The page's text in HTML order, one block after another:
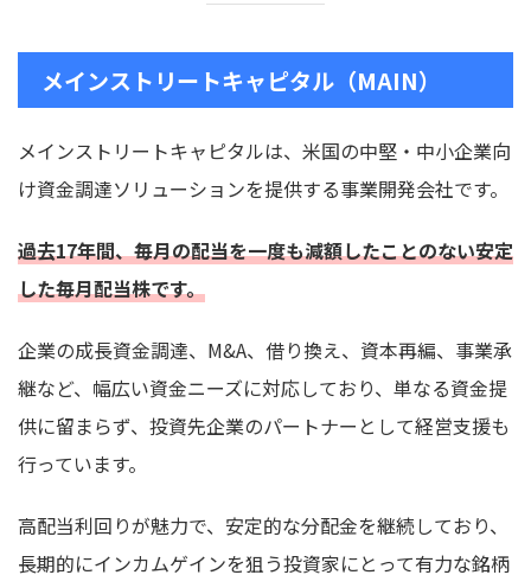
メインストリートキャピタル（MAIN）
メインストリートキャピタルは、米国の中堅・中小企業向
け資金調達ソリューションを提供する事業開発会社です。
過去17年間、毎月の配当を一度も減額したことのない安定
した毎月配当株です。
企業の成長資金調達、M&A、借り換え、資本再編、事業承
継など、幅広い資金ニーズに対応しており、単なる資金提
供に留まらず、投資先企業のパートナーとして経営支援も
行っています。
高配当利回りが魅力で、安定的な分配金を継続しており、
長期的にインカムゲインを狙う投資家にとって有力な銘柄